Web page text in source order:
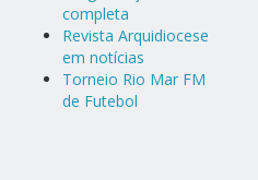
completa
Revista Arquidiocese
em notícias
Torneio Rio Mar FM
de Futebol